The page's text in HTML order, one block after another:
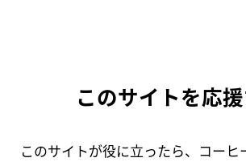
このサイトを応
このサイトが役に立ったら、コーヒ